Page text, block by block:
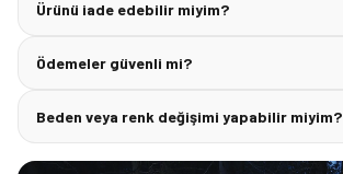
Ürünü iade edebilir miyim?
Ödemeler güvenli mi?
Beden veya renk değişimi yapabilir miyim?